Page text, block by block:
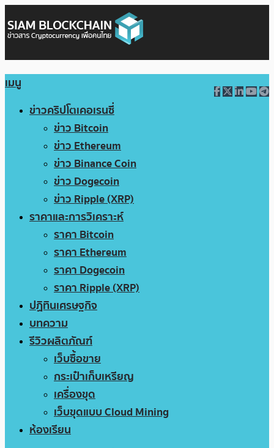
เมนู
ข่าวคริปโตเคอเรนซี่
ข่าว Bitcoin
ข่าว Ethereum
ข่าว Binance Coin
ข่าว Dogecoin
ข่าว Ripple (XRP)
ราคาและการวิเคราะห์
ราคา Bitcoin
ราคา Ethereum
ราคา Dogecoin
ราคา Ripple (XRP)
ปฏิทินเศรษฐกิจ
บทความ
รีวิวผลิตภัณฑ์
เว็บซื้อขาย
กระเป๋าเก็บเหรียญ
เครื่องขุด
เว็บขุดแบบ Cloud Mining
ห้องเรียน